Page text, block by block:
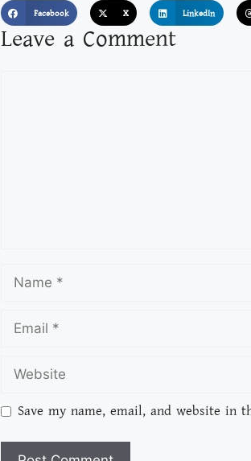
Facebook X LinkedIn
Leave a Comment
Save my name, email, and website